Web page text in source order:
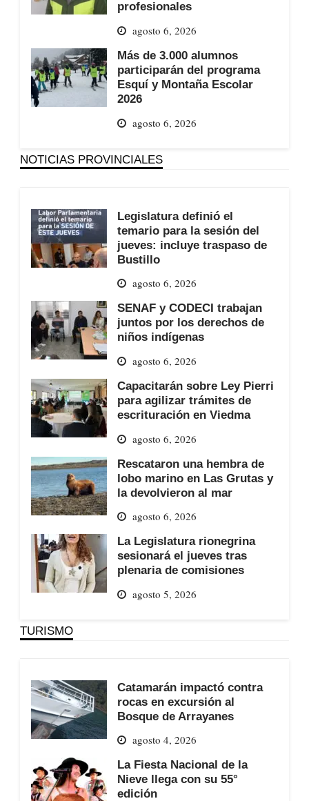
profesionales
agosto 6, 2026
Más de 3.000 alumnos
participarán del programa
Esquí y Montaña Escolar
2026
agosto 6, 2026
NOTICIAS PROVINCIALES
Legislatura definió el
temario para la sesión del
jueves: incluye traspaso de
Bustillo
agosto 6, 2026
SENAF y CODECI trabajan
juntos por los derechos de
niños indígenas
agosto 6, 2026
Capacitarán sobre Ley Pierri
para agilizar trámites de
escrituración en Viedma
agosto 6, 2026
Rescataron una hembra de
lobo marino en Las Grutas y
la devolvieron al mar
agosto 6, 2026
La Legislatura rionegrina
sesionará el jueves tras
plenaria de comisiones
agosto 5, 2026
TURISMO
Catamarán impactó contra
rocas en excursión al
Bosque de Arrayanes
agosto 4, 2026
La Fiesta Nacional de la
Nieve llega con su 55°
edición